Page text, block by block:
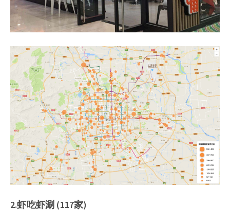
2.虾吃虾涮 (117家)